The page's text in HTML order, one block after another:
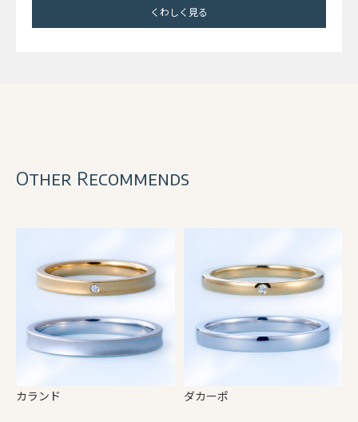
くわしく見る
Other Recommends
カランド ダカーポ